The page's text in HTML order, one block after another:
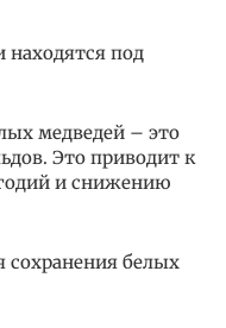
находятся под
медведей – это
Это приводит к
и снижению
сохранения белых